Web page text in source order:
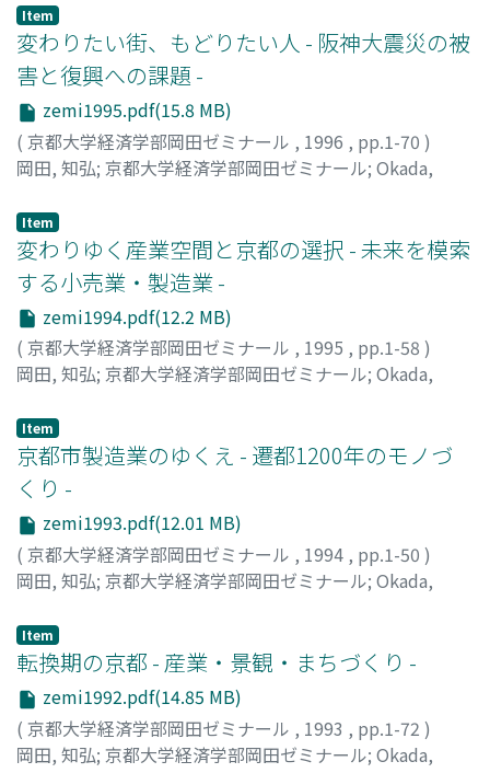
アリング調査とともに、上述の市内2町内の住民を対象に
食生活に関するアンケートも行った。本報管書は、以上の
調査結果を集約したものである。今年度の調査報告書も、
二部構成をとることにした。第1部は、祇園祭を対象にし
ている。最初に、祇園祭の歴史と具体的内容を確認したう
えで、現況の祇園祭を、まず集りの主催者である八坂神
社、山鉾連合会、保存会の視点から捉えている。その上
構造変化を統計及び独自アンケートの分析によって検討し
ている。そして、行政のサポートの現状と政策課題を指摘
したうえで、今後の祇園祭のあり方を展望している。そこ
では、都心部における都市構造の変化（少子高齢化とマン
ションラッシュの同時展開）にともなう祭りの担い手不足
問題や旧住民と新住民との祭りに対する温度差、祭りを行
うための保存会レベルでの財政問題と町ごとの不均等性、
観光客数の増大を第一義とする京都市の観光政策とトイ
レ・ゴミ問題に代表される祭りの社会的コストの分担問題
などが、政策的課題となっていることを指摘している。第
2部は、京都産野菜を対象にしたレポートである。ここで
は、まず近年の農産物輸入政策にともなう輸入野菜の急増
と食料自給率の低下現象を指摘したうえで、京都産野菜に
注目する理由が述べられている。次に、京都の野菜生産と
都市農業の特質について歴史的に捉えたうえで、近年首都
圏向けに生産拡大を成し遂げた「京野菜」の生産と流通の
実態や京都府のブランド化事業の成果、都心部の住民アン
ケート結果をもとにした京野菜の地域内消費の実相に迫っ
ている。最後に、これらの検討を踏まえて、担い手問題も
視野に入れた、京都における野菜生産の持続的発展の政策
的課題を提示している。とりわけ、京野菜ブームのなか
も関与した嵐山の交通実験に触発され、京都市の東山で最
も交通渋滞の激しい五条坂周辺での交通量調査や住民・観
光客を対象にしたアンケートに取り組んだ。住民アンケー
トの方は、短期間であったが従来の三倍を超える回収率を
得たうえ、自由記入欄には住民の方々の切実な思いが多数
書き込まれており、自動車の大量流入にともなう観光公害
問題の深刻さを実感することができた。また、観光客を
興、雇用創出にどれだけの効果があるのかを探るために、
京都市役所の関係部局や観光関連業者の皆さんへのヒアリ
ンケも積極的に行った。 他方、合併班も、京都府内で合
併協議を開始している自治体の関係者にメールでアンケー
トを送ったほか、現地の合併協議会を傍聴したり、関係者
からヒアリングを行ったりした。特に相楽7町村と、宮
津・与謝5市町の合併協議会については、ホームページの
会の面々や野田川町の大田町長からも、貴重なお話をうか
がうことができた。 以上のように、学生たちは、授業の
合間をぬって、京都府下を走り回り、資料収集やヒアリン
グを重ね、その成果を毎週のゼミで報告し、熱心な議論を
行った。その成果が、この報告書に結実したといってよ
い。報告書の構成は、大きく2つに分かれる。第1部は、都
心部の地域再生について、観光振興を切り口にして明らか
にしている。その際、3つの視点が据えられている。第一
が雇用、第二が交通、第三が財政である。最後の章では、
全体の統括として、観光振興による京都市再生の可能性に
ついて論じられている。第2部は、市町村合併を切り口に
して、地域の再生を考察している。全体を4章に分け、最
初に今回の市町村合併の歴史的経緯と京都府内での合併の
Item
変わりたい街、もどりたい人 - 阪神大震災の被
害と復興への課題 -
zemi1995.pdf(15.8 MB)
( 京都大学経済学部岡田ゼミナール , 1996 , pp.1-70 )
岡田, 知弘; 京都大学経済学部岡田ゼミナール; Okada,
Item
変わりゆく産業空間と京都の選択 - 未来を模索
する小売業・製造業 -
zemi1994.pdf(12.2 MB)
( 京都大学経済学部岡田ゼミナール , 1995 , pp.1-58 )
岡田, 知弘; 京都大学経済学部岡田ゼミナール; Okada,
Item
京都市製造業のゆくえ - 遷都1200年のモノづ
くり -
zemi1993.pdf(12.01 MB)
( 京都大学経済学部岡田ゼミナール , 1994 , pp.1-50 )
岡田, 知弘; 京都大学経済学部岡田ゼミナール; Okada,
Item
転換期の京都 - 産業・景観・まちづくり -
zemi1992.pdf(14.85 MB)
( 京都大学経済学部岡田ゼミナール , 1993 , pp.1-72 )
岡田, 知弘; 京都大学経済学部岡田ゼミナール; Okada,